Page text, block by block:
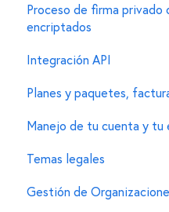
Para administradores
Proceso de firma privado
encriptados
Creación de
Firma de documentos
Configuración de
Integración API
General
Personalizaciones en
Funciones adicionales
Planes y paquetes,
Funcionalidades
Esquema de precios
Proceso de compra
Manejo de tu cuenta y tu
Tu cuenta de Mifiel
Funcionalidades para
Temas legales
Normatividad de la
Gestión de